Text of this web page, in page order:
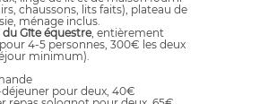
chaussons, lits faits), plateau de
ménage inclus.
du Gîte équestre, entièrement
4-5 personnes, 300€ les deux
minimum).
pour deux, 40€